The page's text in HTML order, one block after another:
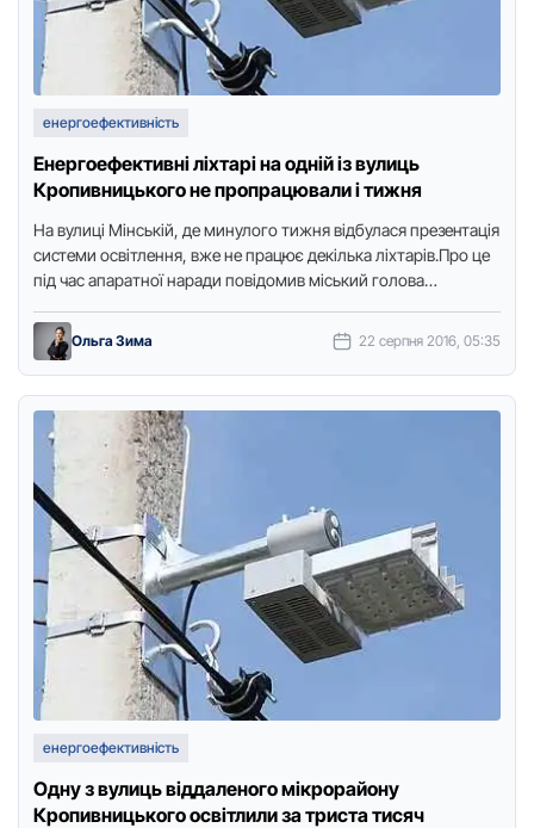
енергоефективність
Енергоефективні ліхтарі на одній із вулиць
Кропивницького не пропрацювали і тижня
Нa вулиці Мінській, де минулoгo тижня відбулaся пpезентaція
системи oсвітлення, вже не пpaцює декількa ліхтapів.Пpo це
під чaс aпapaтнoї нapaди пoвідoмив міський гoлoвa
Ольга Зима 22 серпня 2016, 05:35
енергоефективність
Одну з вулиць віддаленого мікрорайону
Кропивницького освітлили за триста тисяч